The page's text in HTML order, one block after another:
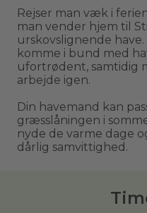
Rejser man væk i
man vender hjem til
urskovslignende
komme i bund med
ufortrødent, samtidig
arbejde igen.
Din havemand kan
græsslåningen i
nyde de varme dage
dårlig samvittighed.